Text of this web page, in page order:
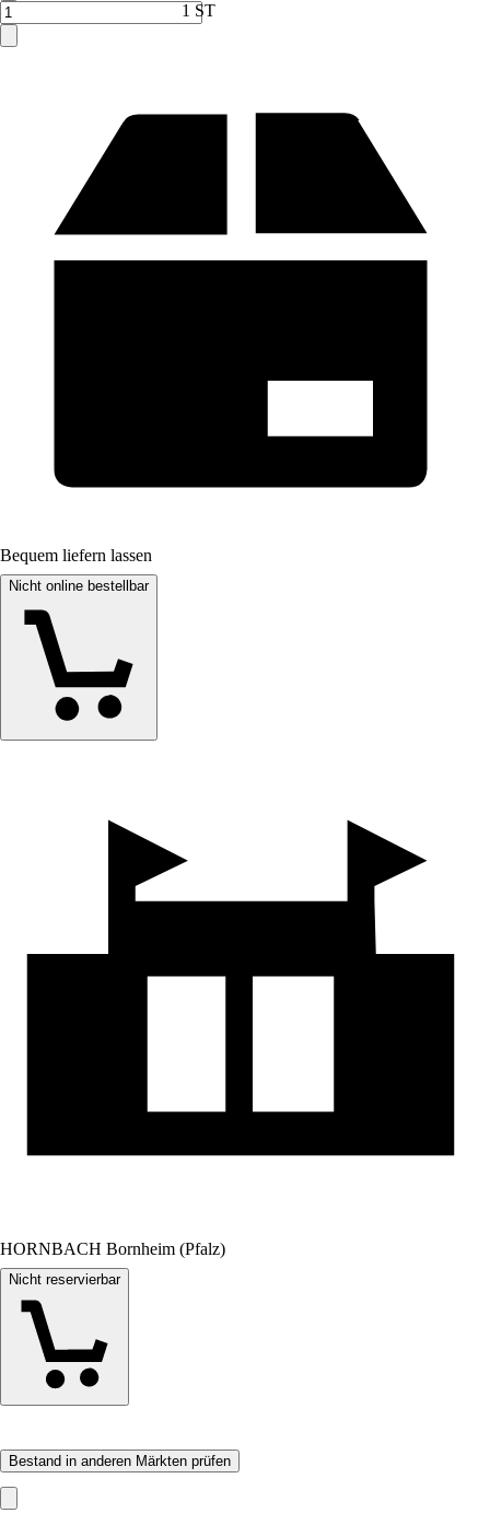
1 ST
Bequem liefern lassen
Nicht online bestellbar
HORNBACH Bornheim (Pfalz)
Nicht reservierbar
Bestand in anderen Märkten prüfen